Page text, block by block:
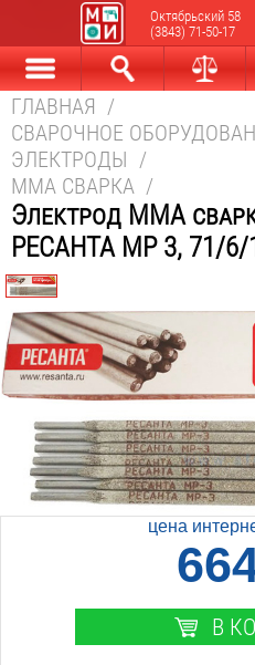
Октябрьский 58
(3843) 71-50-17
Каталог Найти
ГЛАВНАЯ /
СВАРОЧНОЕ
ЭЛЕКТРОДЫ /
MMA СВАРКА /
Электрод MMA
РЕСАНТА МР 3, 71/
цена
В